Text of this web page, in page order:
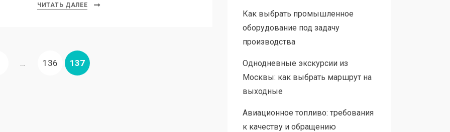
ЧИТАТЬ ДАЛЕЕ
… СТРАНИЦА
136 СТРАНИЦА
137
Как выбрать промышленное
оборудование под задачу
производства
Однодневные экскурсии из
Москвы: как выбрать маршрут на
выходные
Авиационное топливо: требования
к качеству и обращению